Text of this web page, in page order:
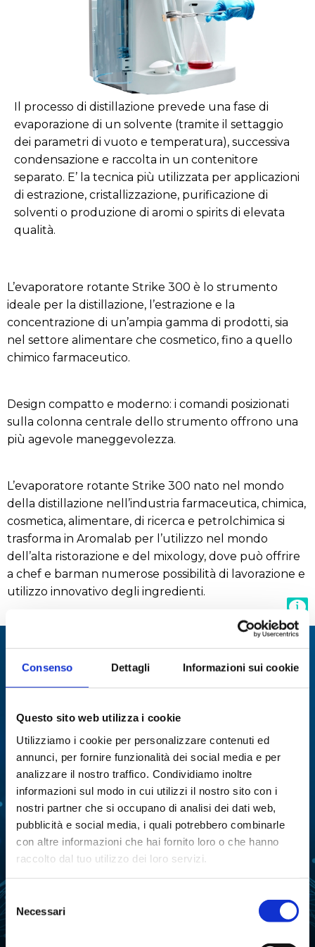
Consenso Dettagli Informazioni sui cookie
Questo sito web utilizza i cookie
Utilizziamo i cookie per personalizzare contenuti ed
annunci, per fornire funzionalità dei social media e per
analizzare il nostro traffico. Condividiamo inoltre
informazioni sul modo in cui utilizzi il nostro sito con i
nostri partner che si occupano di analisi dei dati web,
pubblicità e social media, i quali potrebbero combinarle
con altre informazioni che hai fornito loro o che hanno
raccolto dal tuo utilizzo dei loro servizi.
Selezione
delNecessari
Il processo di distillazione prevede una fase di
evaporazione di un solvente (tramite il settaggio
dei parametri di vuoto e temperatura), successiva
condensazione e raccolta in un contenitore
separato. E’ la tecnica più utilizzata per applicazioni
di estrazione, cristallizzazione, purificazione di
solventi o produzione di aromi o spirits di elevata
qualità.
L’evaporatore rotante Strike 300 è lo strumento
ideale per la distillazione, l’estrazione e la
concentrazione di un’ampia gamma di prodotti, sia
nel settore alimentare che cosmetico, fino a quello
chimico farmaceutico.
Design compatto e moderno: i comandi posizionati
sulla colonna centrale dello strumento offrono una
più agevole maneggevolezza.
L’evaporatore rotante Strike 300 nato nel mondo
della distillazione nell’industria farmaceutica, chimica,
cosmetica, alimentare, di ricerca e petrolchimica si
trasforma in Aromalab per l’utilizzo nel mondo
dell’alta ristorazione e del mixology, dove può offrire
a chef e barman numerose possibilità di lavorazione e
utilizzo innovativo degli ingredienti.
Specialisti in:
ANALISI ENZIMATICA
ANALISI
MULTIPARAMETRICA
ESTRAZIONE EVAPORAZIONE
FERMENTAZIONE LIOFILIZZAZIONE
MANIPOLAZIONE LIQUIDI
DELL'ACQUA
REAZIONE